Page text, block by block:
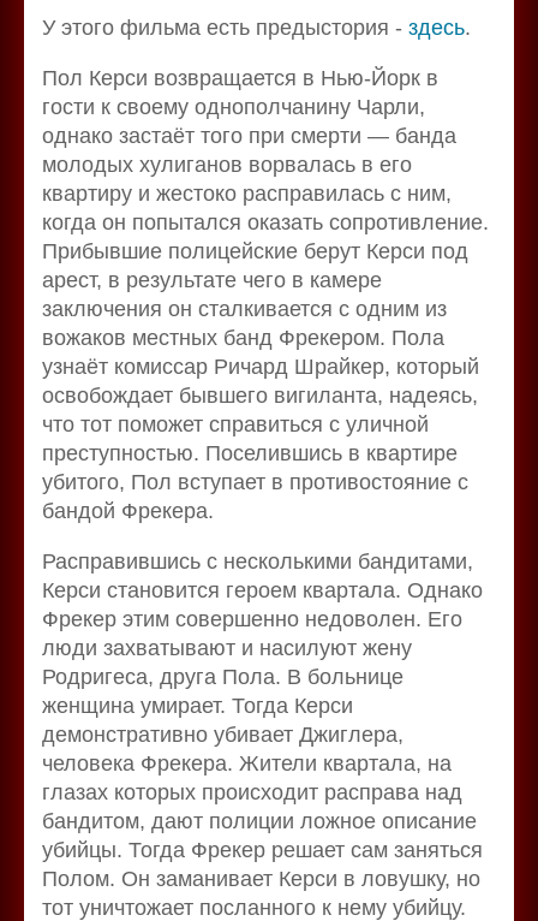
У этого фильма есть предыстория - здесь.
Пол Керси возвращается в Нью-Йорк в
гости к своему однополчанину Чарли,
однако застаёт того при смерти — банда
молодых хулиганов ворвалась в его
квартиру и жестоко расправилась с ним,
когда он попытался оказать сопротивление.
Прибывшие полицейские берут Керси под
арест, в результате чего в камере
заключения он сталкивается с одним из
вожаков местных банд Фрекером. Пола
узнаёт комиссар Ричард Шрайкер, который
освобождает бывшего вигиланта, надеясь,
что тот поможет справиться с уличной
преступностью. Поселившись в квартире
убитого, Пол вступает в противостояние с
бандой Фрекера.
Расправившись с несколькими бандитами,
Керси становится героем квартала. Однако
Фрекер этим совершенно недоволен. Его
люди захватывают и насилуют жену
Родригеса, друга Пола. В больнице
женщина умирает. Тогда Керси
демонстративно убивает Джиглера,
человека Фрекера. Жители квартала, на
глазах которых происходит расправа над
бандитом, дают полиции ложное описание
убийцы. Тогда Фрекер решает сам заняться
Полом. Он заманивает Керси в ловушку, но
тот уничтожает посланного к нему убийцу.